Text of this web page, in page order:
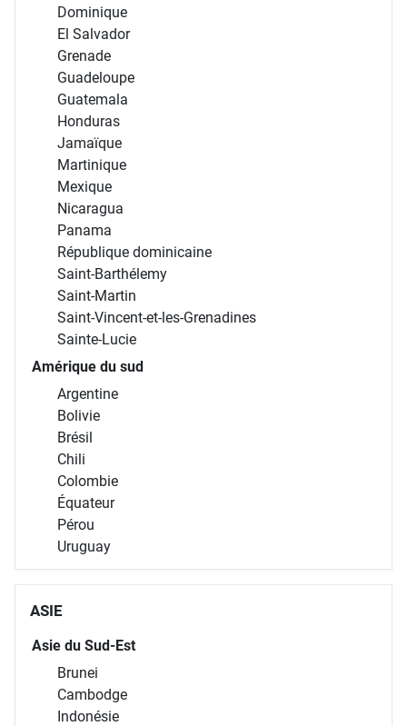
Dominique
El Salvador
Grenade
Guadeloupe
Guatemala
Honduras
Jamaïque
Martinique
Mexique
Nicaragua
Panama
République dominicaine
Saint-Barthélemy
Saint-Martin
Saint-Vincent-et-les-Grenadines
Sainte-Lucie
Amérique du sud
Argentine
Bolivie
Brésil
Chili
Colombie
Équateur
Pérou
Uruguay
ASIE
Asie du Sud-Est
Brunei
Cambodge
Indonésie